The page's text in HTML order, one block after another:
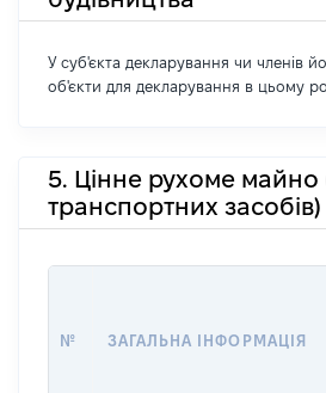
У суб'єкта декларування чи членів
об'єкти для декларування в цьому
5. Цінне рухоме майно
транспортних засобів)
№ ЗАГАЛЬНА ІНФОРМАЦІЯ